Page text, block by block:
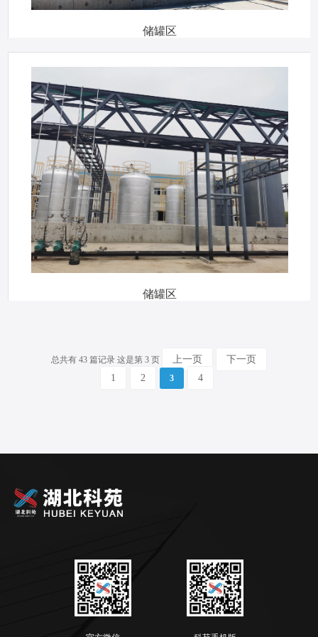
储罐区
储罐区
总共有 43 篇记录 这是第 3 页 上一页
下一页
1
2 3 4